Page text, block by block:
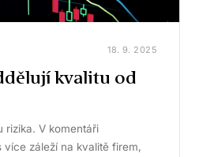
18. 9. 2025
kvalitu od
rizika. V komentáři
více záleží na kvalitě firem,